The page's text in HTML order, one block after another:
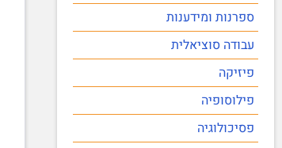
ספרנות ומידענות
עבודה סוציאלית
פיזיקה
פילוסופיה
פסיכולוגיה